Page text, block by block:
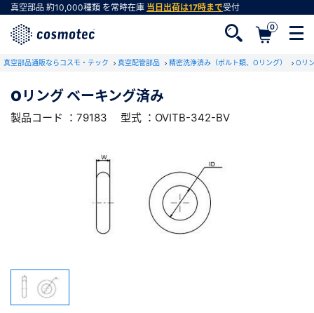
真空部品 約10,000種類 を常時在庫 当日出荷は17時まで受付
0
真空部品通販ならコスモ・テック 真空配管部品 精密洗浄済み（ボルト類、Oリング） Oリ
Oリング ベーキング済み
製品コード ：79183 型式 ：OVITB-342-BV
RoHS2適合報告書のダウンロード
下記製品のRoHS2適合報告書のダウンロードをします。
Oリング ベーキング済み
会社・学校・研究機関名 必須
会員登録がお済みでない方